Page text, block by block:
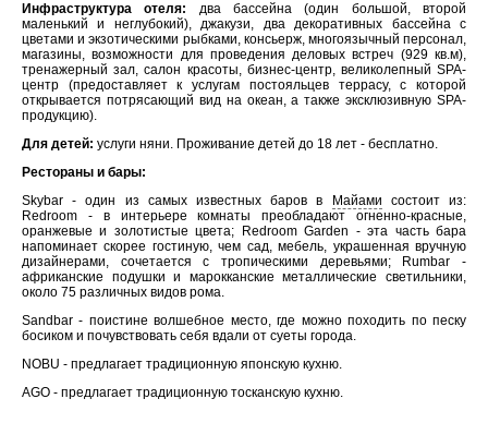
Инфраструктура отеля: два бассейна (один большой, второй
маленький и неглубокий), джакузи, два декоративных бассейна с
цветами и экзотическими рыбками, консьерж, многоязычный персонал,
магазины, возможности для проведения деловых встреч (929 кв.м),
тренажерный зал, салон красоты, бизнес-центр, великолепный SPA-
центр (предоставляет к услугам постояльцев террасу, с которой
открывается потрясающий вид на океан, а также эксклюзивную SPA-
продукцию).
Для детей: услуги няни. Проживание детей до 18 лет - бесплатно.
Рестораны и бары:
Skybar - один из самых известных баров в
Майами состоит из:
Redroom - в интерьере комнаты преобладают огненно-красные,
оранжевые и золотистые цвета; Redroom Garden - эта часть бара
напоминает скорее гостиную, чем сад, мебель, украшенная вручную
дизайнерами, сочетается с тропическими деревьями; Rumbar -
африканские подушки и марокканские металлические светильники,
около 75 различных видов рома.
Sandbar - поистине волшебное место, где можно походить по песку
босиком и почувствовать себя вдали от суеты города.
NOBU - предлагает традиционную японскую кухню.
AGO - предлагает традиционную тосканскую кухню.